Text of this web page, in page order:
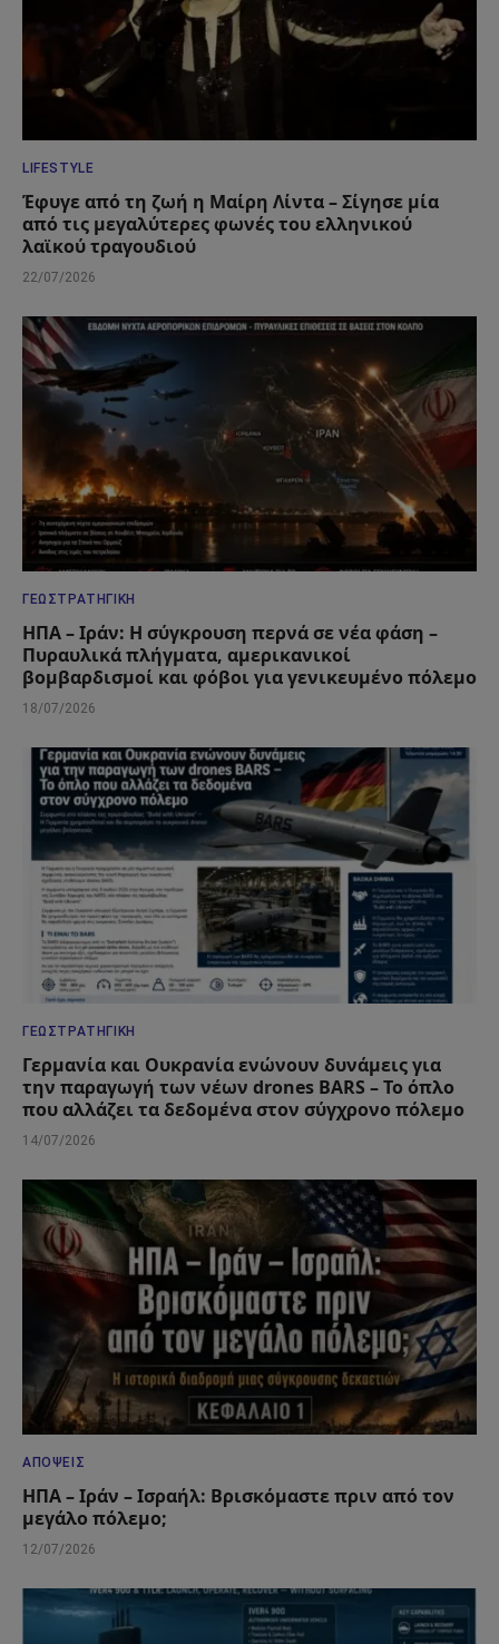
LIFESTYLE
Έφυγε από τη ζωή η Μαίρη Λίντα – Σίγησε μία
από τις μεγαλύτερες φωνές του ελληνικού
λαϊκού τραγουδιού
22/07/2026
ΓΕΩΣΤΡΑΤΗΓΙΚΉ
ΗΠΑ – Ιράν: Η σύγκρουση περνά σε νέα φάση –
Πυραυλικά πλήγματα, αμερικανικοί
βομβαρδισμοί και φόβοι για γενικευμένο πόλεμο
18/07/2026
ΓΕΩΣΤΡΑΤΗΓΙΚΉ
Γερμανία και Ουκρανία ενώνουν δυνάμεις για
την παραγωγή των νέων drones BARS – Το όπλο
που αλλάζει τα δεδομένα στον σύγχρονο πόλεμο
14/07/2026
ΑΠΌΨΕΙΣ
ΗΠΑ – Ιράν – Ισραήλ: Βρισκόμαστε πριν από τον
μεγάλο πόλεμο;
12/07/2026